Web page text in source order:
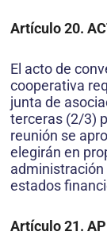
Artículo 20.
El acto de
cooperativa
junta de
terceras (2/3)
reunión se
elegirán en
administración
estados
Artículo 21.